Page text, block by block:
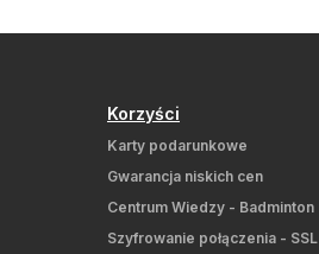
Korzyści
Karty podarunkowe
Gwarancja niskich cen
Centrum Wiedzy - Badminton
Szyfrowanie połączenia - SSL